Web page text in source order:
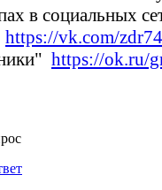
в социальных
https://vk.com/zdr74
https://ok.ru/